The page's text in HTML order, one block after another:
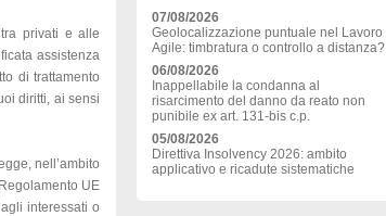
privati e alle
assistenza
di trattamento
diritti, ai sensi
nell’ambito
UE
interessati o
07/08/2026
Geolocalizzazione puntuale nel Lavoro
Agile: timbratura o controllo a distanza?
06/08/2026
Inappellabile la condanna al
risarcimento del danno da reato non
punibile ex art. 131-bis c.p.
05/08/2026
Direttiva Insolvency 2026: ambito
applicativo e ricadute sistematiche